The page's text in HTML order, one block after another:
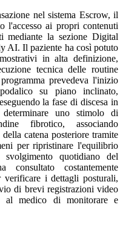
nel sistema Escrow, il
l'accesso ai propri contenuti
mediante la sezione Digital
AI. Il paziente ha così potuto
in alta definizione,
tecnica delle routine
prevedeva l'inizio
su piano inclinato,
la fase di discesa in
determinare uno stimolo di
fibrotico, associando
catena posteriore tramite
per ripristinare l'equilibrio
quotidiano del
costantemente
i dettagli posturali,
di brevi registrazioni video
al medico di monitorare e